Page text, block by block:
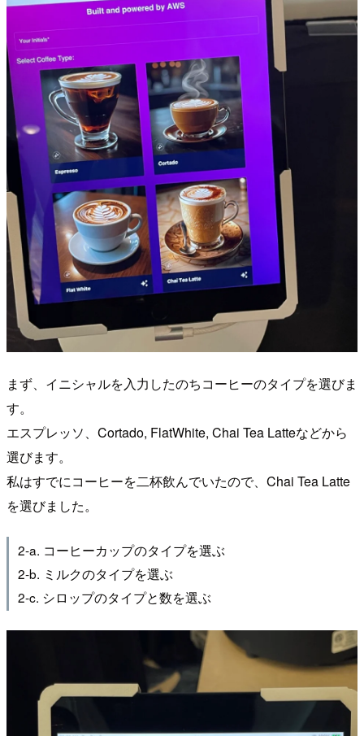
まず、イニシャルを入力したのちコーヒーのタイプを選びま
す。
エスプレッソ、Cortado, FlatWhite, Chai Tea Latteなどから
選びます。
私はすでにコーヒーを二杯飲んでいたので、Chai Tea Latte
を選びました。
2-a. コーヒーカップのタイプを選ぶ
2-b. ミルクのタイプを選ぶ
2-c. シロップのタイプと数を選ぶ